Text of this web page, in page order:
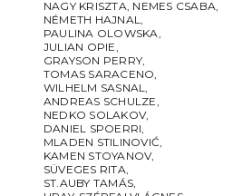
NAGY KRISZTA, NEMES CSABA,
NÉMETH HAJNAL,
PAULINA OLOWSKA,
JULIAN OPIE,
GRAYSON PERRY,
TOMAS SARACENO,
WILHELM SASNAL,
ANDREAS SCHULZE,
NEDKO SOLAKOV,
DANIEL SPOERRI,
MLADEN STILINOVIĆ,
KAMEN STOYANOV,
SÜVEGES RITA,
ST.AUBY TAMÁS,